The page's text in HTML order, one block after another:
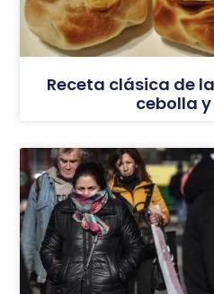
Receta clásica de
cebolla